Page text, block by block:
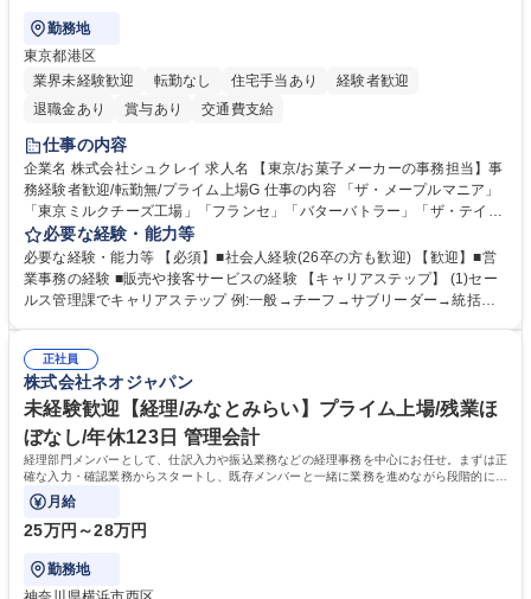
勤務地
東京都港区
業界未経験歓迎
転勤なし 住宅手当あり
経験者歓迎
退職金あり
賞与あり 交通費支給
仕事の内容
企業名 株式会社シュクレイ 求人名 【東京/お菓子メーカーの事務担当】事
務経験者歓迎/転勤無/プライム上場G 仕事の内容 「ザ・メープルマニア」
「東京ミルクチーズ工場」「フランセ」「バターバトラー」「ザ・テイラ
ー」「DROOLY」等のブランドを多数展開する当社にて、オリジナル菓子
ブランド商品の事務業務をお任せいたします。 【具体的な業務内容】 ■店
舗からの発注受付/PC入力業務 ■受電対応(社内/社外) ■商品のマスター登
録 ■日々の売上抽出・報告 ■提携企業への書類送付業務 ■契約書管理業務
必要な経験・能力等
必要な経験・能力等 【必須】■社会人経験(26卒の方も歓迎) 【歓迎】■営
業事務の経験 ■販売や接客サービスの経験 【キャリアステップ】 (1)セー
ルス管理課でキャリアステップ 例:一般→チーフ→サブリーダー→統括リ
や個別面談を通してご自身のキャリアと向き合っていただき、会社として
もバックアップしていきます。 学歴・資格 学歴：大学院 大学 高専 短大
専修学校 高校 語学力： 資格：
正社員
株式会社ネオジャパン
未経験歓迎【経理/みなとみらい】プライム上場/残業ほ
ぼなし/年休123日 管理会計
経理部門メンバーとして、仕訳入力や振込業務などの経理事務を中心にお任せ。まずは正
確な入力・確認業務からスタートし、既存メンバーと一緒に業務を進めながら段階的に経
理知識を身につけていただきます。
月給
25万円～28万円
勤務地